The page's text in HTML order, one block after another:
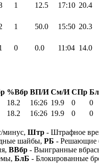
1 12.5 17:10 20.4
1 50.0 15:50 20.3
0 0.0 11:04 14.0
%Вбр ВП/И См/И СПр
18.2 16:26 19.9 0
0
18.2 16:26 19.9 0
0
Штр - Штрафное
шайбы, РБ - Решающие
ВВбр - Выигранные
БлБ - Блокированные